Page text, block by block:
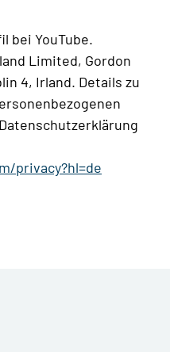
bei YouTube.
Limited, Gordon
4, Irland. Details zu
privacy?hl=de